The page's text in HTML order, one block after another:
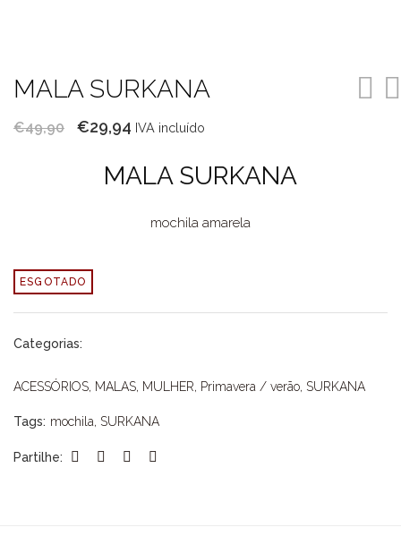
MALA SURKANA
€49,90
O
original
€29,94 O
atual
€29,94.
IVA incluído
MALA SURKANA
mochila amarela
ESGOTADO
Categorias:
ACESSÓRIOS, MALAS, MULHER, Primavera / verão, SURKANA
Tags: mochila, SURKANA
Partilhe: